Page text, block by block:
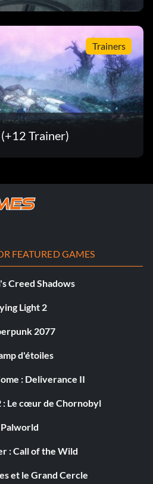
Trainers
Trainer)
FEATURED GAMES
Creed Shadows
Light 2
2077
d'étoiles
: Deliverance II
: Le cœur de Chornobyl
Palworld
: Call of the Wild
et le Grand Cercle